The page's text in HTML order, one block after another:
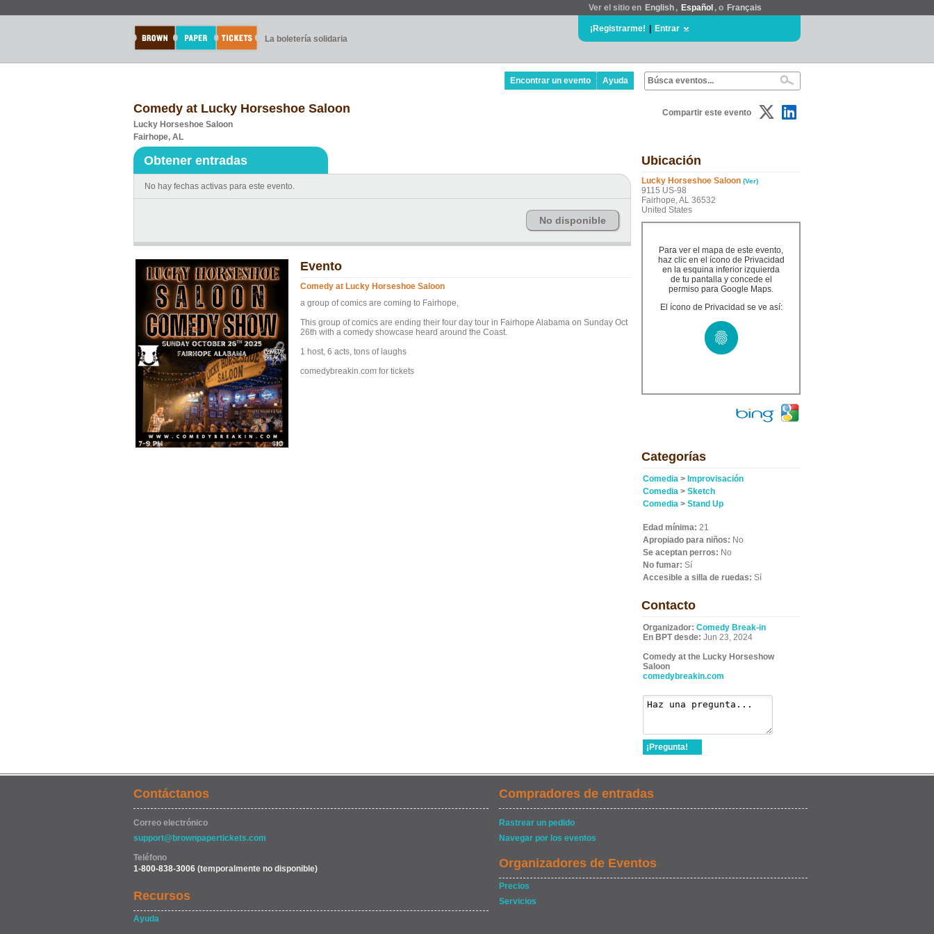
Ver el sitio en English , Español , o Français
La boletería solidaria
¡Registrarme! Entrar
Encontrar un evento Ayuda
Comedy at Lucky Horseshoe Saloon
Lucky Horseshoe Saloon
Fairhope, AL
Compartir este evento
Obtener entradas
No hay fechas activas para este evento.
No disponible
Evento
Comedy at Lucky Horseshoe Saloon
a group of comics are coming to Fairhope,
This group of comics are ending their four day tour in Fairhope Alabama on Sunday Oct
26th with a comedy showcase heard around the Coast.
1 host, 6 acts, tons of laughs
comedybreakin.com for tickets
Ubicación
Lucky Horseshoe Saloon (Ver)
9115 US-98
Fairhope, AL 36532
United States
Para ver el mapa de este evento,
haz clic en el ícono de Privacidad
en la esquina inferior izquierda
de tu pantalla y concede el
permiso para Google Maps.
El ícono de Privacidad se ve así:
Categorías
Comedia > Improvisación
Comedia > Sketch
Comedia > Stand Up
Edad mínima: 21
Apropiado para niños: No
Se aceptan perros: No
No fumar: Sí
Accesible a silla de ruedas: Sí
Contacto
Organizador: Comedy Break-in
En BPT desde: Jun 23, 2024
Comedy at the Lucky Horseshow
Saloon
comedybreakin.com
¡Pregunta!
Contáctanos
Correo electrónico
support@brownpapertickets.com
Teléfono
1-800-838-3006 (temporalmente no disponible)
Recursos
Ayuda
Compradores de entradas
Rastrear un pedido
Navegar por los eventos
Organizadores de Eventos
Precios
Servicios